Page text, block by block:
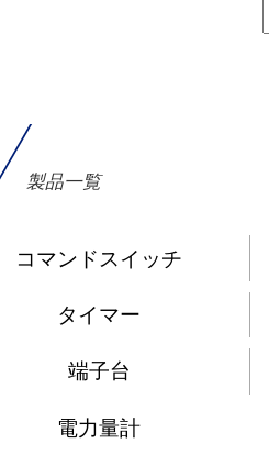
製品一覧
コマンドスイッチ
タイマー
端子台
電力量計